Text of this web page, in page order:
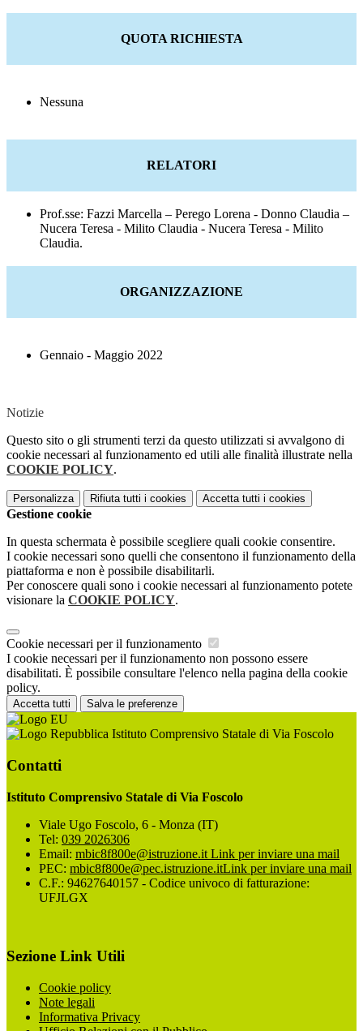
QUOTA RICHIESTA
Nessuna
RELATORI
Prof.sse: Fazzi Marcella – Perego Lorena - Donno Claudia –
Nucera Teresa - Milito Claudia - Nucera Teresa - Milito
Claudia.
ORGANIZZAZIONE
Gennaio - Maggio 2022
Notizie
Questo sito o gli strumenti terzi da questo utilizzati si avvalgono di
cookie necessari al funzionamento ed utili alle finalità illustrate nella
COOKIE POLICY.
Personalizza Rifiuta tutti i cookies Accetta tutti i cookies
Gestione cookie
In questa schermata è possibile scegliere quali cookie consentire.
I cookie necessari sono quelli che consentono il funzionamento della
piattaforma e non è possibile disabilitarli.
Per conoscere quali sono i cookie necessari al funzionamento potete
visionare la COOKIE POLICY.
Cookie necessari per il funzionamento
I cookie necessari per il funzionamento non possono essere
disabilitati. È possibile consultare l'elenco nella pagina della cookie
policy.
Accetta tutti Salva le preferenze
Istituto Comprensivo Statale di Via Foscolo
Contatti
Istituto Comprensivo Statale di Via Foscolo
Viale Ugo Foscolo, 6 - Monza (IT)
Tel: 039 2026306
Email: mbic8f800e@istruzione.it Link per inviare una mail
PEC: mbic8f800e@pec.istruzione.itLink per inviare una mail
C.F.: 94627640157 - Codice univoco di fatturazione:
UFJLGX
Sezione Link Utili
Cookie policy
Note legali
Informativa Privacy